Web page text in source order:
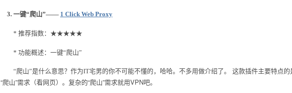
3. 一键“爬山”—— 1 Click Web Proxy
* 推荐指数：★★★★★
* 功能概述：一键“爬山”
“爬山”是什么意思？作为IT宅男的你不可能不懂的，哈哈。不多用做介绍了。
这款插件主要特点
“爬山”需求（看网页）。复杂的“爬山”需求就用VPN吧。